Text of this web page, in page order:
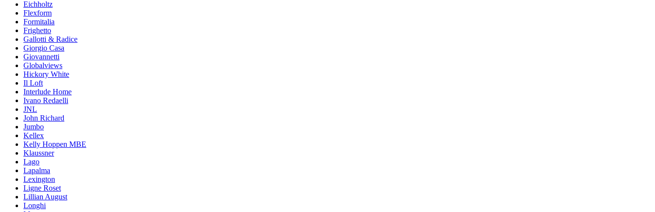
Eichholtz
Flexform
Formitalia
Frighetto
Gallotti & Radice
Giorgio Casa
Giovannetti
Globalviews
Hickory White
Il Loft
Interlude Home
Ivano Redaelli
JNL
John Richard
Jumbo
Kellex
Kelly Hoppen MBE
Klaussner
Lago
Lapalma
Lexington
Ligne Roset
Lillian August
Longhi